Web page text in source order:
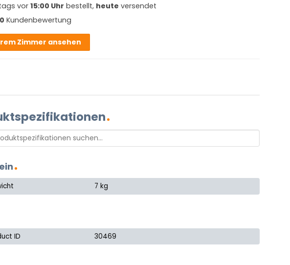
vor15:00 Uhr bestellt, heute versendet
Kundenbewertung
Zimmer ansehen
7 kg
ID 30469